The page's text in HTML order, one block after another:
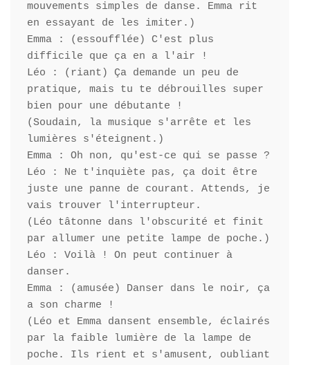
mouvements simples de danse. Emma rit
en essayant de les imiter.)
Emma : (essoufflée) C'est plus
difficile que ça en a l'air !
Léo : (riant) Ça demande un peu de
pratique, mais tu te débrouilles super
bien pour une débutante !
(Soudain, la musique s'arrête et les
lumières s'éteignent.)
Emma : Oh non, qu'est-ce qui se passe ?
Léo : Ne t'inquiète pas, ça doit être
juste une panne de courant. Attends, je
vais trouver l'interrupteur.
(Léo tâtonne dans l'obscurité et finit
par allumer une petite lampe de poche.)
Léo : Voilà ! On peut continuer à
danser.
Emma : (amusée) Danser dans le noir, ça
a son charme !
(Léo et Emma dansent ensemble, éclairés
par la faible lumière de la lampe de
poche. Ils rient et s'amusent, oubliant